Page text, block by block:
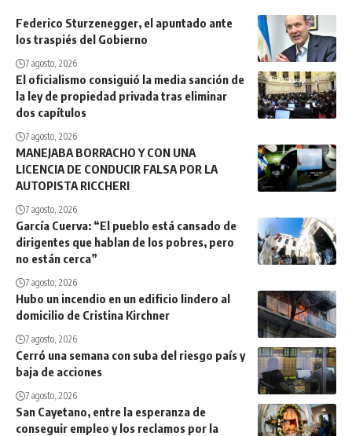
Federico Sturzenegger, el apuntado ante
los traspiés del Gobierno
7 agosto, 2026
El oficialismo consiguió la media sanción de
la ley de propiedad privada tras eliminar
dos capítulos
7 agosto, 2026
MANEJABA BORRACHO Y CON UNA
LICENCIA DE CONDUCIR FALSA POR LA
AUTOPISTA RICCHERI
7 agosto, 2026
García Cuerva: “El pueblo está cansado de
dirigentes que hablan de los pobres, pero
no están cerca”
7 agosto, 2026
Hubo un incendio en un edificio lindero al
domicilio de Cristina Kirchner
7 agosto, 2026
Cerró una semana con suba del riesgo país y
baja de acciones
7 agosto, 2026
San Cayetano, entre la esperanza de
conseguir empleo y los reclamos por la